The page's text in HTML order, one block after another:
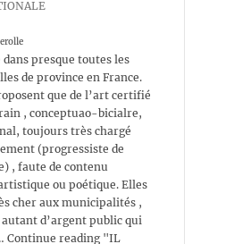
presque toutes les
de province en France.
que de l’art certifié
, conceptuao-bicialre,
toujours très chargé
(progressiste de
, faute de contenu
ou poétique. Elles
cher aux municipalités ,
autant d’argent public qui
Continue reading "IL